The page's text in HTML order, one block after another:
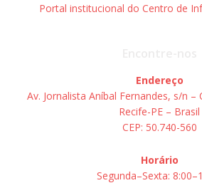
Portal institucional do Centro de
Endereço
Av. Jornalista Aníbal Fernandes, s/n –
Recife-PE – Brasil
CEP: 50.740-560
Horário
Segunda–Sexta: